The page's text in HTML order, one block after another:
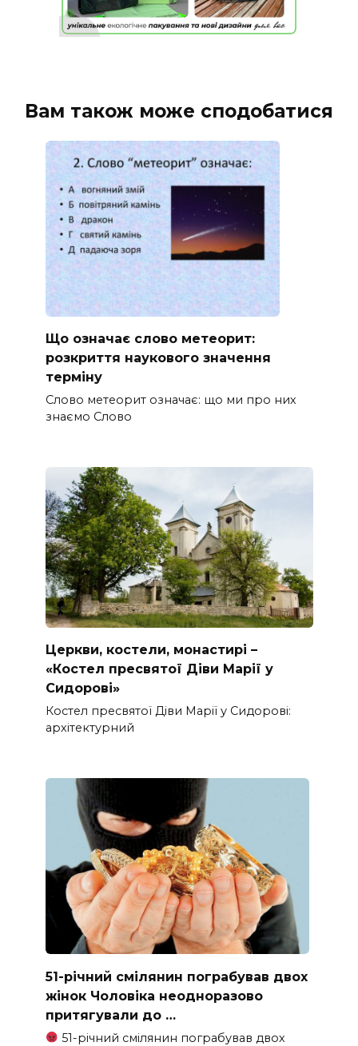
Вам також може сподобатися
Що означає слово метеорит:
розкриття наукового значення
терміну
Слово метеорит означає: що ми про них
знаємо Слово
Церкви, костели, монастирі –
«Костел пресвятої Діви Марії у
Сидорові»
Костел пресвятої Діви Марії у Сидорові:
архітектурний
51-річний смілянин пограбував двох
жінок Чоловіка неодноразово
притягували до …
51-річний смілянин пограбував двох